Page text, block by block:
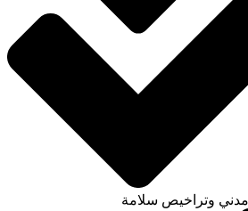
وتراخيص سلامة